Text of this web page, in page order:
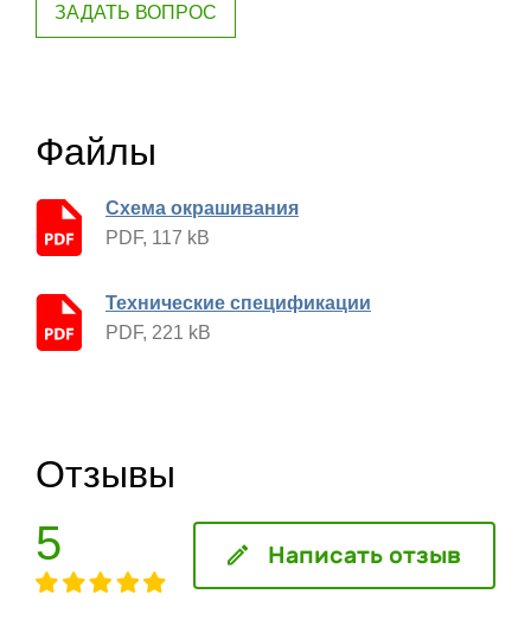
ЗАДАТЬ ВОПРОС
Файлы
Схема окрашивания
PDF, 117 kB
Технические спецификации
PDF, 221 kB
Отзывы
5 Написать отзыв